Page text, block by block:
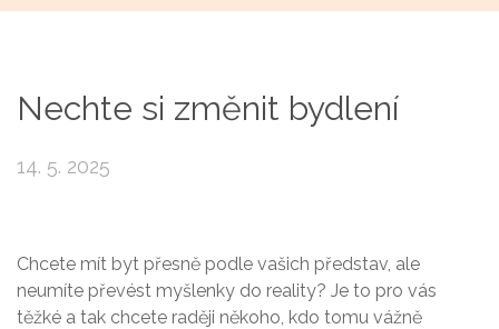
Nechte si změnit bydlení
14. 5. 2025
Chcete mít byt přesně podle vašich představ, ale
neumíte převést myšlenky do reality? Je to pro vás
těžké a tak chcete raději někoho, kdo tomu vážně